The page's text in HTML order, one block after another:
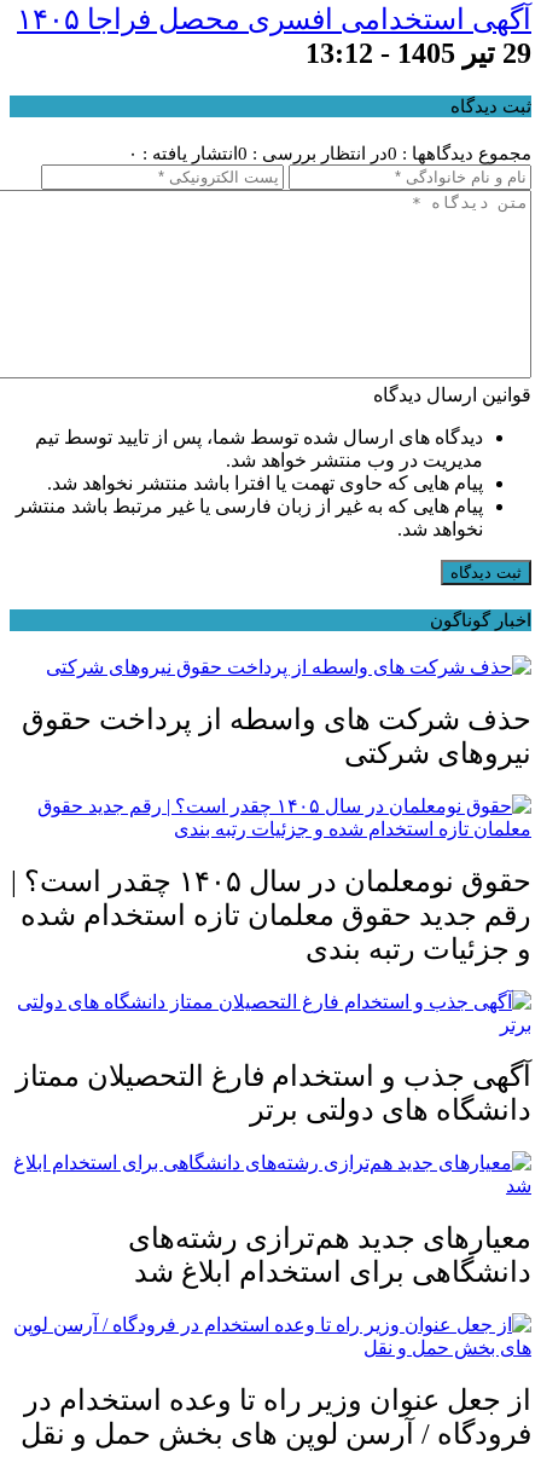
آگهی استخدامی افسری محصل فراجا ۱۴۰۵
29 تیر 1405 - 13:12
ثبت دیدگاه
مجموع دیدگاهها : 0 در انتظار بررسی : 0 انتشار یافته : ۰
قوانین ارسال دیدگاه
دیدگاه های ارسال شده توسط شما، پس از تایید توسط تیم
مدیریت در وب منتشر خواهد شد.
پیام هایی که حاوی تهمت یا افترا باشد منتشر نخواهد شد.
پیام هایی که به غیر از زبان فارسی یا غیر مرتبط باشد منتشر
نخواهد شد.
ثبت دیدگاه
اخبار گوناگون
حذف شرکت های واسطه از پرداخت حقوق
نیروهای شرکتی
حقوق نومعلمان در سال ۱۴۰۵ چقدر است؟ |
رقم جدید حقوق معلمان تازه استخدام شده
و جزئیات رتبه بندی
آگهی جذب و استخدام فارغ التحصیلان ممتاز
دانشگاه های دولتی برتر
معیار‌های جدید هم‌ترازی رشته‌های
دانشگاهی برای استخدام ابلاغ شد
از جعل عنوان وزیر راه تا وعده استخدام در
فرودگاه / آرسن لوپن های بخش حمل و نقل